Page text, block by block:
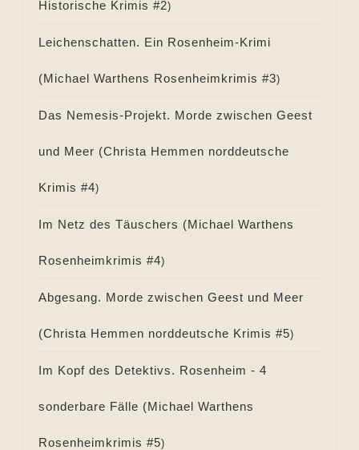
Historische Krimis #2)
Leichenschatten. Ein Rosenheim-Krimi
(Michael Warthens Rosenheimkrimis #3)
Das Nemesis-Projekt. Morde zwischen Geest
und Meer (Christa Hemmen norddeutsche
Krimis #4)
Im Netz des Täuschers (Michael Warthens
Rosenheimkrimis #4)
Abgesang. Morde zwischen Geest und Meer
(Christa Hemmen norddeutsche Krimis #5)
Im Kopf des Detektivs. Rosenheim - 4
sonderbare Fälle (Michael Warthens
Rosenheimkrimis #5)